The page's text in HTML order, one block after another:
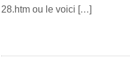
28.htm ou le voici […]